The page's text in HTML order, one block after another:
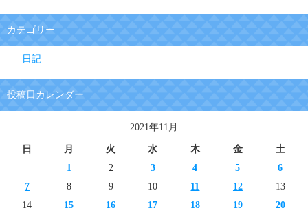
カテゴリー
日記
投稿日カレンダー
2021年11月
日 月 火 水 木 金
土
1
2 3 4 5
6
7
8 9 10 11 12
13
14
15 16 17 18 19 20